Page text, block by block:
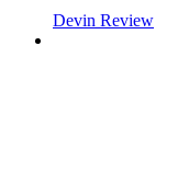
Devin Review